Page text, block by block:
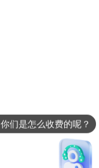
你们是怎么收费的呢？